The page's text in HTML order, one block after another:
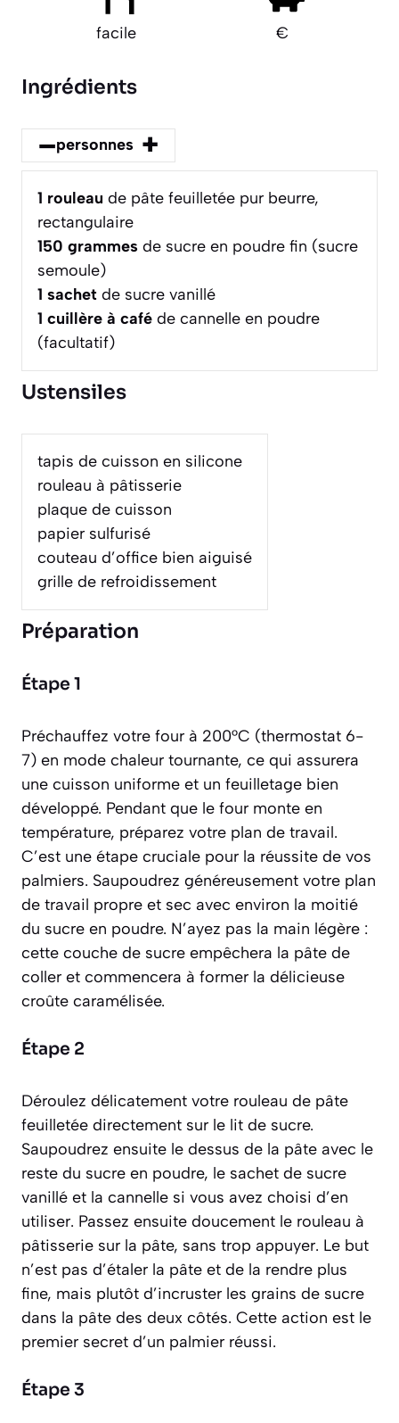
facile €
Ingrédients
–personnes +
1 rouleau de pâte feuilletée pur beurre,
rectangulaire
150 grammes de sucre en poudre fin (sucre
semoule)
1 sachet de sucre vanillé
1 cuillère à café de cannelle en poudre
(facultatif)
Ustensiles
tapis de cuisson en silicone
rouleau à pâtisserie
plaque de cuisson
papier sulfurisé
couteau d’office bien aiguisé
grille de refroidissement
Préparation
Étape 1
Préchauffez votre four à 200°C (thermostat 6-
7) en mode chaleur tournante, ce qui assurera
une cuisson uniforme et un feuilletage bien
développé. Pendant que le four monte en
température, préparez votre plan de travail.
C’est une étape cruciale pour la réussite de vos
palmiers. Saupoudrez généreusement votre plan
de travail propre et sec avec environ la moitié
du sucre en poudre. N’ayez pas la main légère :
cette couche de sucre empêchera la pâte de
coller et commencera à former la délicieuse
croûte caramélisée.
Étape 2
Déroulez délicatement votre rouleau de pâte
feuilletée directement sur le lit de sucre.
Saupoudrez ensuite le dessus de la pâte avec le
reste du sucre en poudre, le sachet de sucre
vanillé et la cannelle si vous avez choisi d’en
utiliser. Passez ensuite doucement le rouleau à
pâtisserie sur la pâte, sans trop appuyer. Le but
n’est pas d’étaler la pâte et de la rendre plus
fine, mais plutôt d’incruster les grains de sucre
dans la pâte des deux côtés. Cette action est le
premier secret d’un palmier réussi.
Étape 3